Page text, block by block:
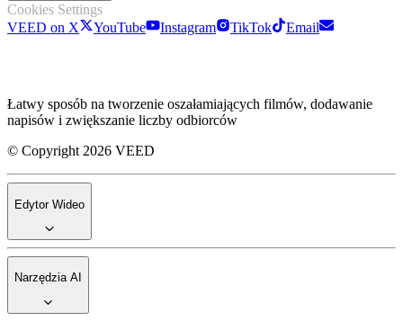
Cookies Settings
VEED on X
YouTube Instagram TikTok Email
Łatwy sposób na tworzenie oszałamiających filmów, dodawanie
napisów i zwiększanie liczby odbiorców
© Copyright 2026 VEED
Edytor Wideo
Narzędzia AI